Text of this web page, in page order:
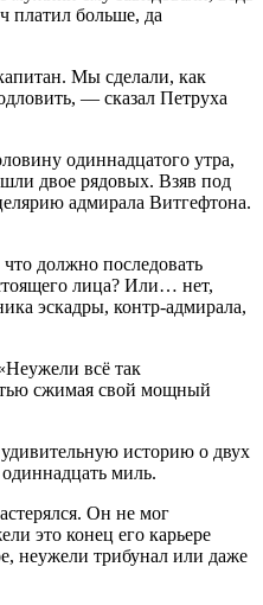
платил больше, да
Мы сделали, как
— сказал Петруха
одиннадцатого утра,
двое рядовых. Взяв под
адмирала Витгефтона.
должно последовать
лица? Или… нет,
эскадры, контр-адмирала,
всё так
сжимая свой мощный
историю о двух
миль.
Он не мог
это конец его карьере
неужели трибунал или даже